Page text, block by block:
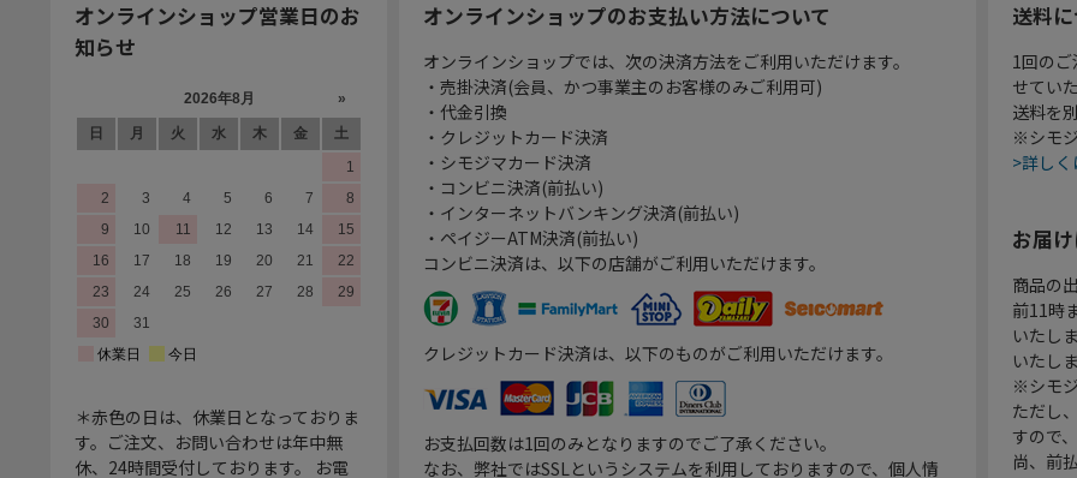
オンラインショップ営業日のお
知らせ
＊赤色の日は、休業日となっておりま
す。ご注文、お問い合わせは年中無
休、24時間受付しております。 お電
オンラインショップのお支払い方法について
オンラインショップでは、次の決済方法をご利用いただけます。
・売掛決済(会員、かつ事業主のお客様のみご利用可)
・代金引換
・クレジットカード決済
・シモジマカード決済
・コンビニ決済(前払い)
・インターネットバンキング決済(前払い)
・ペイジーATM決済(前払い)
コンビニ決済は、以下の店舗がご利用いただけます。
クレジットカード決済は、以下のものがご利用いただけます。
お支払回数は1回のみとなりますのでご了承ください。
なお、弊社ではSSLというシステムを利用しておりますので、個人情
送料
1回の
せてい
送料を
※シモ
>詳し
お届
商品の
前11時
いたし
いたし
※シモ
ただし
すので
尚、前